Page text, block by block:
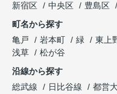
新宿区
中央区 豊島区
町名から探す
亀戸
岩本町 緑 東上
浅草
松が谷
沿線から探す
総武線
日比谷線 都営